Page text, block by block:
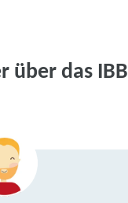
über das IBB